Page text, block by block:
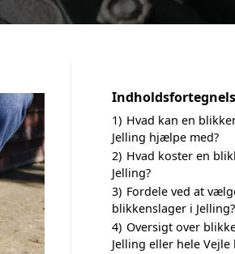
1) Hvad kan en
Jelling hjælpe med?
2) Hvad koster en
Jelling?
3) Fordele ved at
blikkenslager i Jelling?
4) Oversigt over
Jelling eller hele